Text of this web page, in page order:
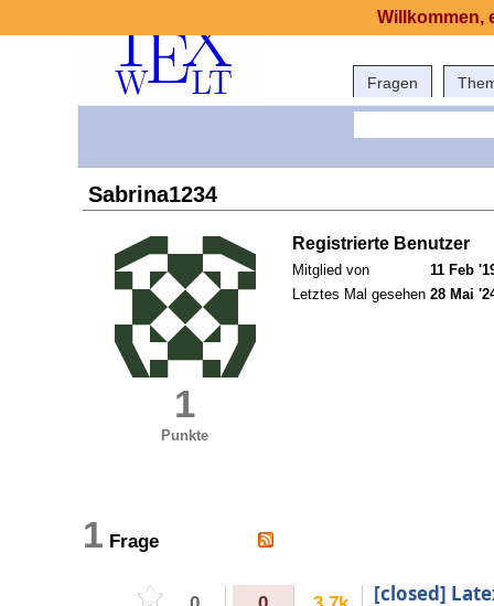
Fragen
Sabrina1234
1
Punkte
Registrierte Benutzer
Mitglied von
11 Feb
Letztes Mal gesehen 28 Mai
1 Frage
[closed]
Willkommen,